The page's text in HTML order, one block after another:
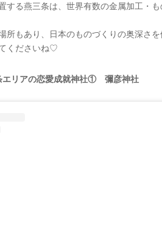
する燕三条は、世界有数の金属加工・
所もあり、日本のものづくりの奥深さ
くださいね♡
エリアの恋愛成就神社① 彌彦神社